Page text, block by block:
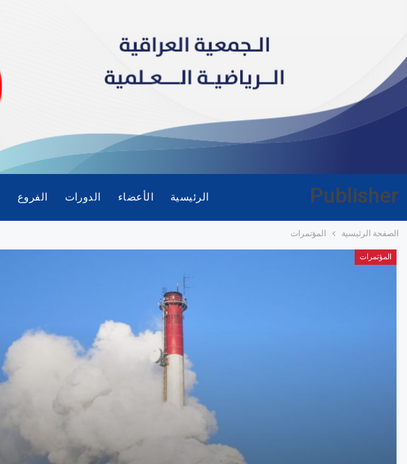
Publisher الرئيسية الأعضاء الدورات الفروع
الصفحة الرئيسية المؤتمرات
المؤتمرات